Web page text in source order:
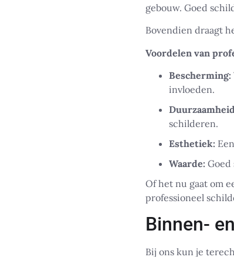
gebouw. Goed
Bovendien draagt
Voordelen van
Bescherming:
invloeden.
schilderen.
Esthetiek:
Waarde:
Of het nu gaat om
professioneel
Binnen-
Bij ons kun je